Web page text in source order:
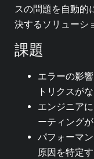
スの問題を自動的
決するソリューシ
課題
エラーの影
トリクスが
エンジニア
ーティング
パフォーマ
原因を特定